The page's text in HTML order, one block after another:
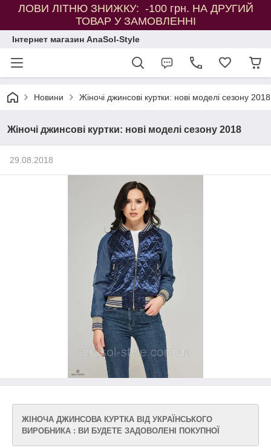
ЛОВИ ЛІТНЮ ЗНИЖКУ: -100 грн. НА ДРУГИЙ
ТОВАР У ЗАМОВЛЕННІ
Інтернет магазин AnaSol-Style
Новини Жіночі джинсові куртки: нові моделі сезону 2018
Жіночі джинсові куртки: нові моделі сезону 2018
29.08.2018
ЖІНОЧА ДЖИНСОВА КУРТКА ВІД УКРАЇНСЬКОГО
ВИРОБНИКА : ВИ БУДЕТЕ ЗАДОВОЛЕНІ ПОКУПНОЇ